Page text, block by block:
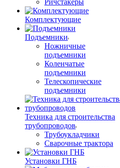
Ричстакеры
Комплектующие
Подъемники
Ножничные
подъемники
Коленчатые
подъемники
Телескопические
подъемники
Техника для строительства
трубопроводов
Трубоукладчики
Сварочные трактора
Установки ГНБ